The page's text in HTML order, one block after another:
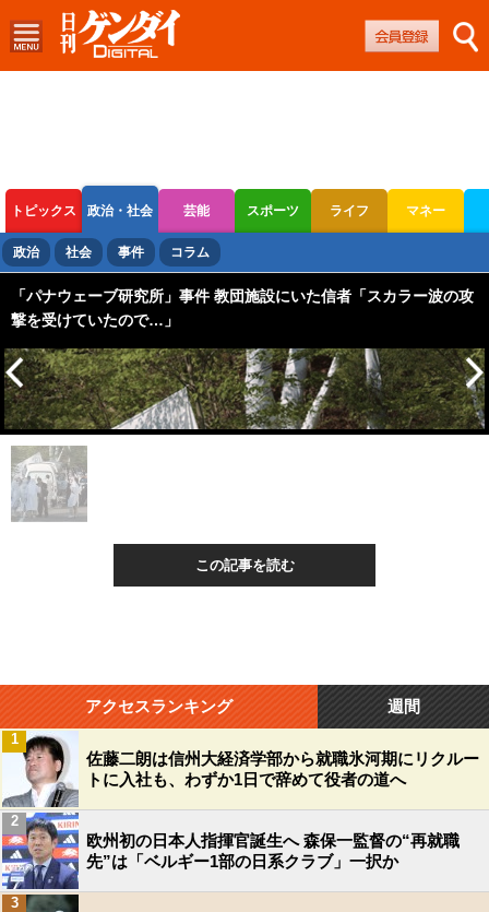
トピックス 政治・社会 芸能 スポーツ ライフ マネー
ボートレース 競輪 オートレース
政治 社会 事件 コラム
「パナウェーブ研究所」事件 教団施設にいた信者「スカラー波の攻
撃を受けていたので…」
岐阜県警の捜査を受け、警察官と話す白装束の団体のメンバー（Ｃ）共同
通信社
この記事を読む
アクセスランキング 週間
佐藤二朗は信州大経済学部から就職氷河期にリクルー
トに入社も、わずか1日で辞めて役者の道へ
1
欧州初の日本人指揮官誕生へ 森保一監督の“再就職
先”は「ベルギー1部の日系クラブ」一択か
2
3